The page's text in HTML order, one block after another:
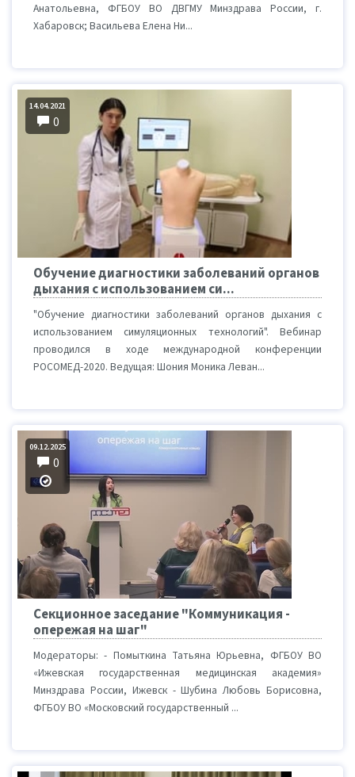
Анатольевна, ФГБОУ ВО ДВГМУ Минздрава России, г.
Хабаровск; Васильева Елена Ни...
14.04.2021
0
Обучение диагностики заболеваний органов
дыхания с использованием си...
"Обучение диагностики заболеваний органов дыхания с
использованием симуляционных технологий". Вебинар
проводился в ходе международной конференции
РОСОМЕД-2020. Ведущая: Шония Моника Леван...
09.12.2025
0
Секционное заседание "Коммуникация -
опережая на шаг"
Модераторы: - Помыткина Татьяна Юрьевна, ФГБОУ ВО
«Ижевская государственная медицинская академия»
Минздрава России, Ижевск - Шубина Любовь Борисовна,
ФГБОУ ВО «Московский государственный ...